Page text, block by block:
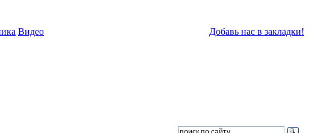
Видео
Добавь нас в закладки!